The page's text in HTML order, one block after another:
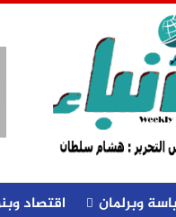
وبرلمان اقتصاد